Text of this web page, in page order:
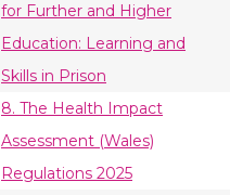
for Further and Higher
Education: Learning and
Skills in Prison
8. The Health Impact
Assessment (Wales)
Regulations 2025